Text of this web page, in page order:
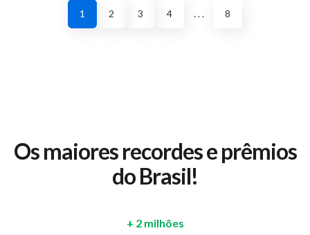
1 2 3 4 . . . 8
Os maiores recordes e prêmios
do Brasil!
+ 2 milhões